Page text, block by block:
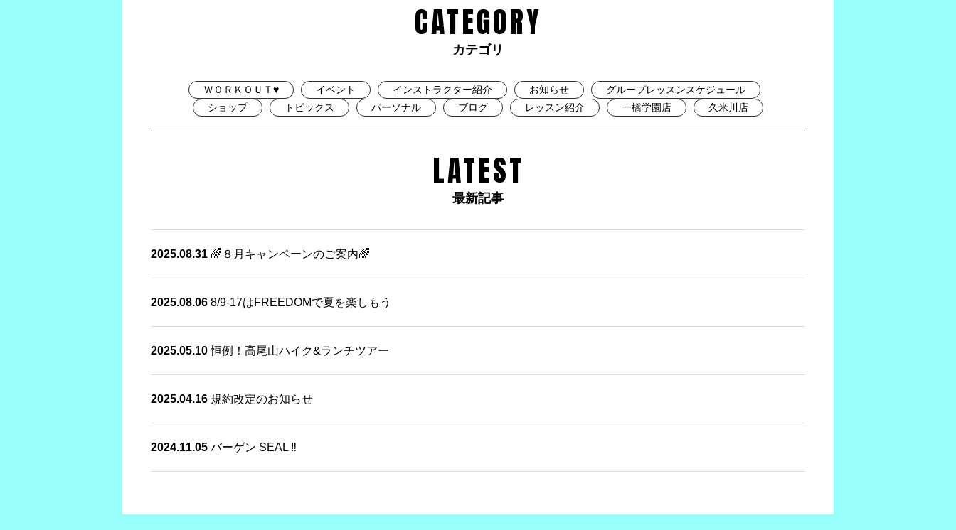
CATEGORY
カテゴリ
ＷＯＲＫＯＵＴ♥ イベント インストラクター紹介 お知らせ
グループレッスンスケジュール
ショップ
トピックス パーソナル ブログ レッスン紹介 一橋学園店 久米川店
LATEST
最新記事
2025.08.31 🌈８月キャンペーンのご案内🌈
2025.08.06 8/9-17はFREEDOMで夏を楽しもう
2025.05.10恒例！高尾山ハイク&ランチツアー
2025.04.16 規約改定のお知らせ
2024.11.05 バーゲン SEAL ‼